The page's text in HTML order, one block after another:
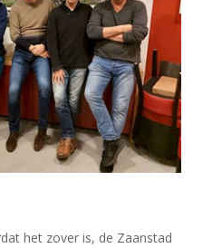
het zover is, de Zaanstad